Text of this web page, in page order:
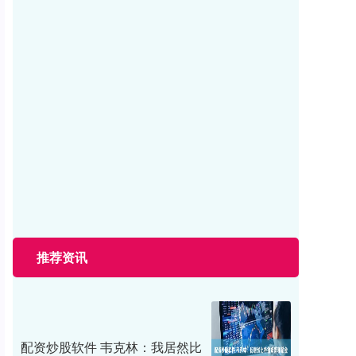
推荐资讯
配资炒股软件 韦克林：我居然比